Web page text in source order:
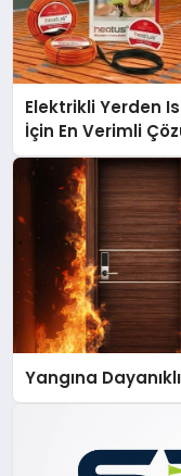
Elektrikli Yerden
İçin En Verimli
Yangına